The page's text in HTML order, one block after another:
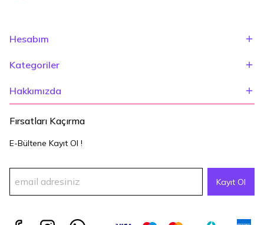
Hesabım
Kategoriler
Hakkımızda
Fırsatları Kaçırma
E-Bültene Kayıt Ol !
Kayıt Ol